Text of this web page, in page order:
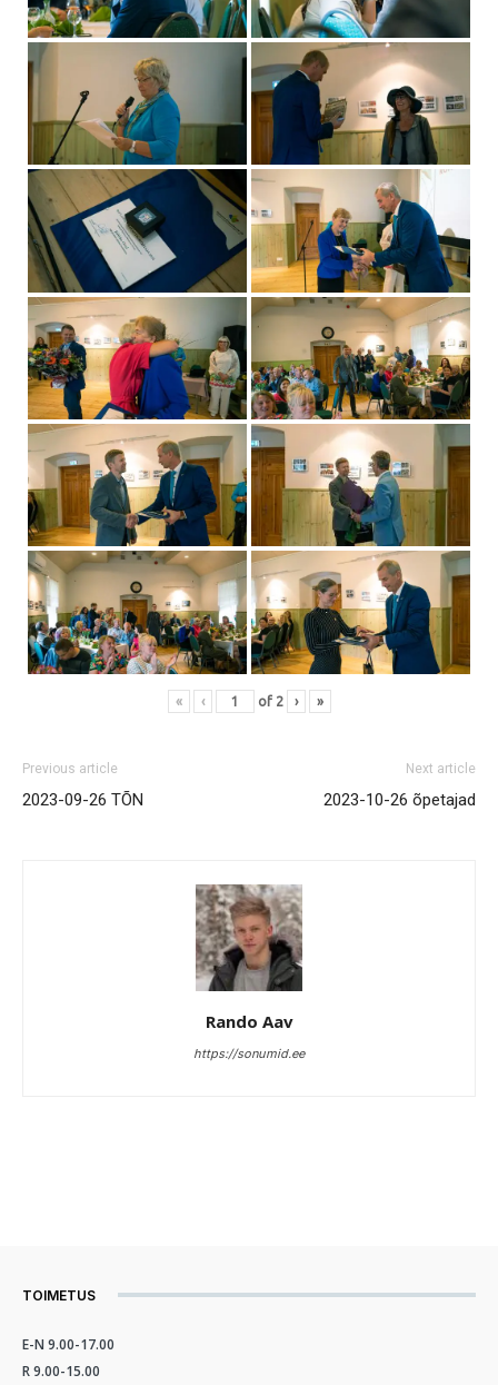
« ‹ of 2 › »
Previous article
2023-09-26 TÕN
Next article
2023-10-26 õpetajad
Rando Aav
https://sonumid.ee
TOIMETUS
E-N 9.00-17.00
R 9.00-15.00